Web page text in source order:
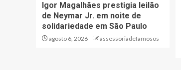
Igor Magalhães prestigia leilão
de Neymar Jr. em noite de
solidariedade em São Paulo
agosto 6, 2026 assessoriadefamosos